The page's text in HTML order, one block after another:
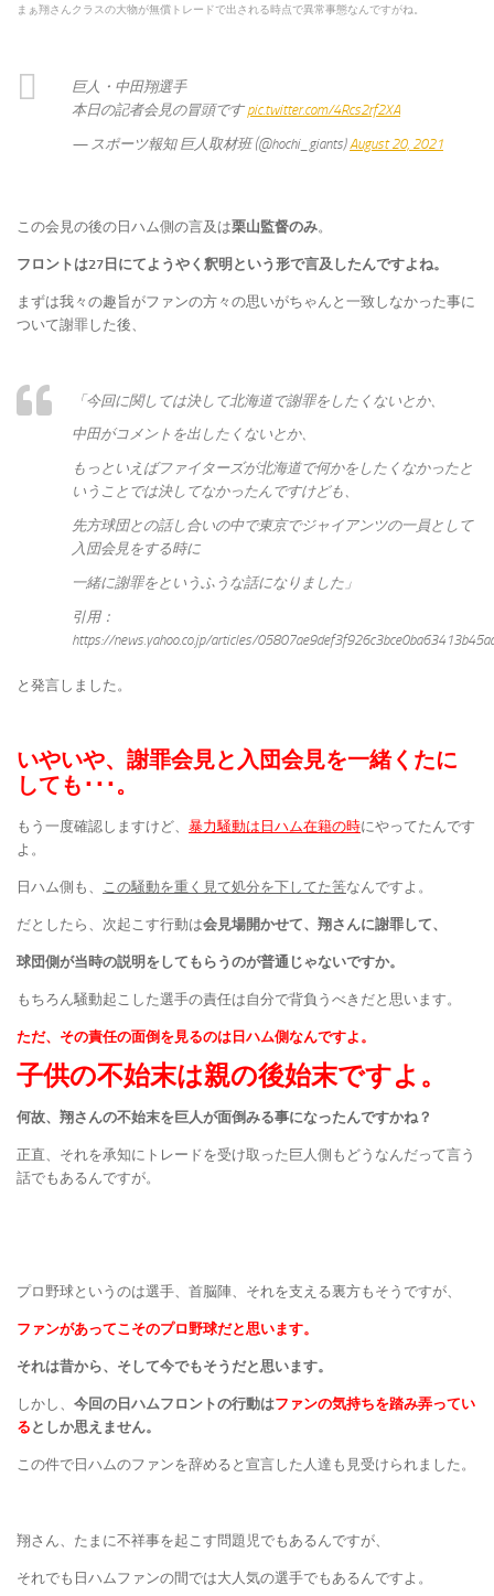
まぁ翔さんクラスの大物が無償トレードで出される時点で異常事態なんですがね。
巨人・中田翔選手
本日の記者会見の冒頭です pic.twitter.com/4Rcs2rf2XA
— スポーツ報知 巨人取材班 (@hochi_giants) August 20, 2021
この会見の後の日ハム側の言及は栗山監督のみ。
フロントは27日にてようやく釈明という形で言及したんですよね。
まずは我々の趣旨がファンの方々の思いがちゃんと一致しなかった事に
ついて謝罪した後、
「今回に関しては決して北海道で謝罪をしたくないとか、
中田がコメントを出したくないとか、
もっといえばファイターズが北海道で何かをしたくなかったと
いうことでは決してなかったんですけども、
先方球団との話し合いの中で東京でジャイアンツの一員として
入団会見をする時に
一緒に謝罪をというふうな話になりました」
引用：
https://news.yahoo.co.jp/articles/
と発言しました。
いやいや、謝罪会見と入団会見を一緒くたに
しても･･･。
もう一度確認しますけど、 暴力騒動は日ハム在籍の時にやってたんです
よ。
日ハム側も、 この騒動を重く見て処分を下してた筈なんですよ。
だとしたら、次起こす行動は会見場開かせて、翔さんに謝罪して、
球団側が当時の説明をしてもらうのが普通じゃないですか。
もちろん騒動起こした選手の責任は自分で背負うべきだと思います。
ただ、その責任の面倒を見るのは日ハム側なんですよ。
子供の不始末は親の後始末ですよ。
何故、翔さんの不始末を巨人が面倒みる事になったんですかね？
正直、それを承知にトレードを受け取った巨人側もどうなんだって言う
話でもあるんですが。
プロ野球というのは選手、首脳陣、それを支える裏方もそうですが、
ファンがあってこそのプロ野球だと思います。
それは昔から、そして今でもそうだと思います。
しかし、 今回の日ハムフロントの行動はファンの気持ちを踏み弄ってい
る としか思えません。
この件で日ハムのファンを辞めると宣言した人達も見受けられました。
翔さん、たまに不祥事を起こす問題児でもあるんですが、
それでも日ハムファンの間では大人気の選手でもあるんですよ。